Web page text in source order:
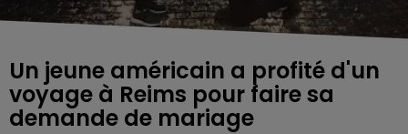
Un jeune américain a profité d'un
voyage à Reims pour faire sa
demande de mariage